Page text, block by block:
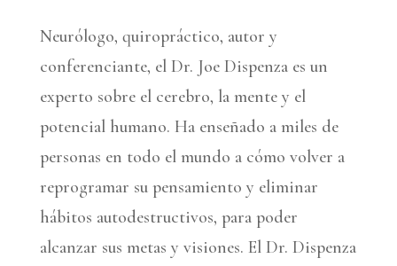
Neurólogo, quiropráctico, autor y
conferenciante, el Dr. Joe Dispenza es un
experto sobre el cerebro, la mente y el
potencial humano. Ha enseñado a miles de
personas en todo el mundo a cómo volver a
reprogramar su pensamiento y eliminar
hábitos autodestructivos, para poder
alcanzar sus metas y visiones. El Dr. Dispenza